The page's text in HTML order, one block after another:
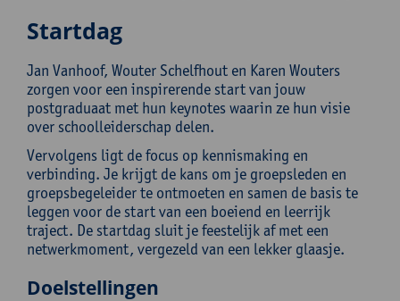
Startdag
Jan Vanhoof, Wouter Schelfhout en Karen Wouters
zorgen voor een inspirerende start van jouw
postgraduaat met hun keynotes waarin ze hun visie
over schoolleiderschap delen.
Vervolgens ligt de focus op kennismaking en
verbinding. Je krijgt de kans om je groepsleden en
groepsbegeleider te ontmoeten en samen de basis te
leggen voor de start van een boeiend en leerrijk
traject. De startdag sluit je feestelijk af met een
netwerkmoment, vergezeld van een lekker glaasje.
Doelstellingen